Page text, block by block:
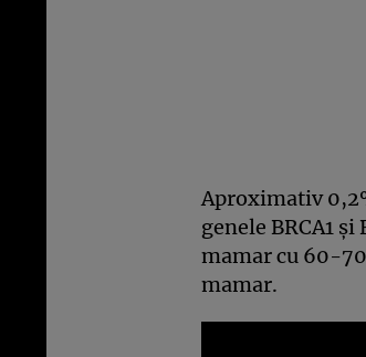
Aproximativ
genele BRCA1
mamar cu 60-
mamar.